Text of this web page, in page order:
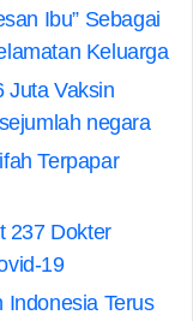
Ibu” Sebagai
Keluarga
Juta Vaksin
negara
Terpapar
237 Dokter
19
Indonesia Terus